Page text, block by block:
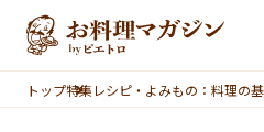
本文へスキップ
トップ特集レシピ・よみもの：料理の